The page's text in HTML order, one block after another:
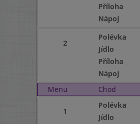
Příloha
Nápoj
2
Polévka
Jídlo
Příloha
Nápoj
Menu
Chod
1
Polévka
Jídlo